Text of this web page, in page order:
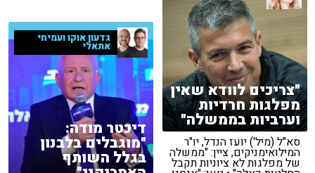
"צריכים לוודא שאין
מפלגות חרדיות
וערביות בממשלה"
סא"ל (מיל') יועז הנדל, יו"ר
המילואימניקים, ציין: "ממשלה
של מפלגות לא ציוניות תקבל
גדעון אוקו ועמיחי
אתאלי
דיכטר מודה:
"מוגבלים בלבנון
בגלל השותף